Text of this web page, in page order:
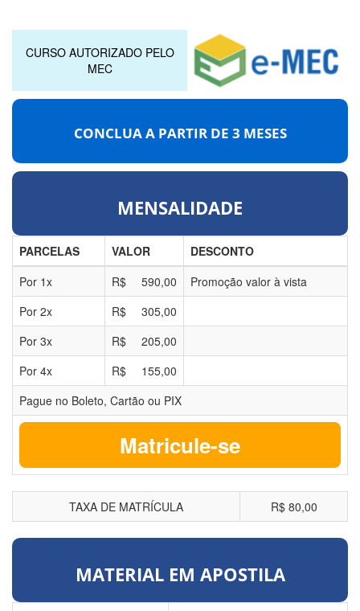
CURSO AUTORIZADO PELO
MEC
CONCLUA A PARTIR DE 3 MESES
MENSALIDADE
PARCELAS VALOR
DESCONTO
Por 1x R$ 590,00
Promoção valor à vista
Por 2x R$
305,00
Por 3x R$
205,00
Por 4x R$
155,00
Pague no Boleto, Cartão ou PIX
Matricule-se
TAXA DE MATRÍCULA R$ 80,00
MATERIAL EM APOSTILA